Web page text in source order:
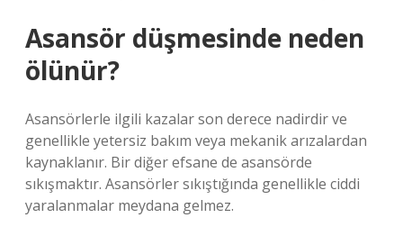
Asansör düşmesinde neden
ölünür?
Asansörlerle ilgili kazalar son derece nadirdir ve
genellikle yetersiz bakım veya mekanik arızalardan
kaynaklanır. Bir diğer efsane de asansörde
sıkışmaktır. Asansörler sıkıştığında genellikle ciddi
yaralanmalar meydana gelmez.